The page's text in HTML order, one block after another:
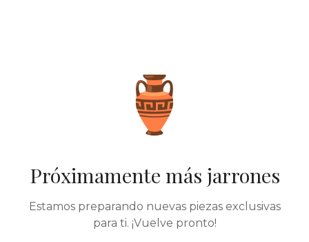
🏺
Próximamente más jarrones
Estamos preparando nuevas piezas exclusivas
para ti. ¡Vuelve pronto!